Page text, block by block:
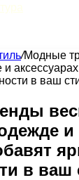
/Модные
в ваш
и
в ваш